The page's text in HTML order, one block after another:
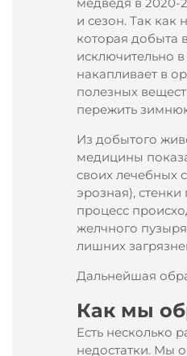
и сезон. Так как
которая добыта
исключительно
накапливает в
полезных
пережить
Из добытого
медицины
своих лечебных
эрозная),
процесс
желчного
лишних
Дальнейшая
Как мы
Есть несколько
недостатки. Мы